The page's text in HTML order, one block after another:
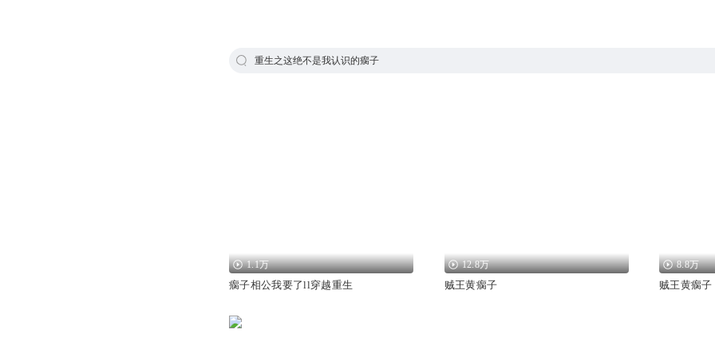
重生之这绝不是我认识的瘸子
1.1万
瘸子相公我要了ll穿越重生
12.8万
贼王黄瘸子
8.8万
贼王黄瘸子